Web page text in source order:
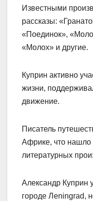
Известными
рассказы:
«Поединок»,
«Молох» и другие.
Куприн активно
жизни,
движение.
Писатель
Африке, что нашло
литературных
Александр Куприн
городе Лeningrad,